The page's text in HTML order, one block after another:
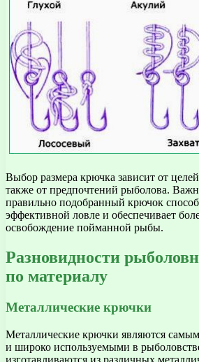
Выбор размера крючка зависит от
также от предпочтений рыболова.
правильно подобранный крючок
эффективной ловле и обеспечивает
освобождение пойманной рыбы.
Разновидности
по материалу
Металлические крючки
Металлические крючки являются
и широко используемыми в
изготавливаются из различных